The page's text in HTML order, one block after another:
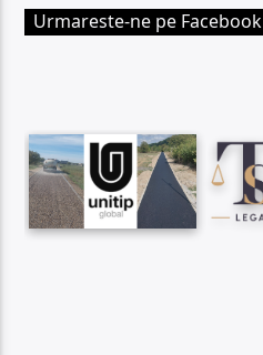
Urmareste-ne pe Facebook